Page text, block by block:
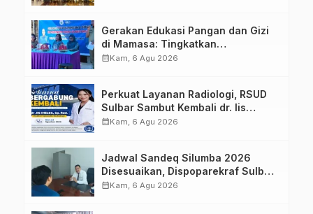
Gerakan Edukasi Pangan dan Gizi
di Mamasa: Tingkatkan
Pengetahuan dan Keterampilan
calendar_monthKam, 6 Agu 2026
Perkuat Layanan Radiologi, RSUD
Sulbar Sambut Kembali dr. Iis
Imelda, Sp.Rad
calendar_monthKam, 6 Agu 2026
Jadwal Sandeq Silumba 2026
Disesuaikan, Dispoparekraf Sulbar
Pastikan Persiapan Tetap
calendar_monthKam, 6 Agu 2026